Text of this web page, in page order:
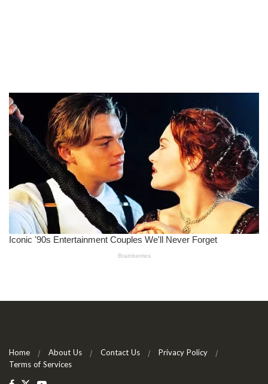
Home About Us Contact Us
Privacy Policy
Terms of Services